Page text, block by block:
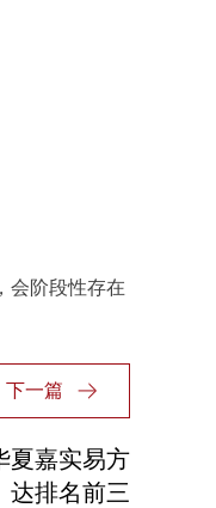
会阶段性存在
下一篇
夏嘉实易方
达排名前三